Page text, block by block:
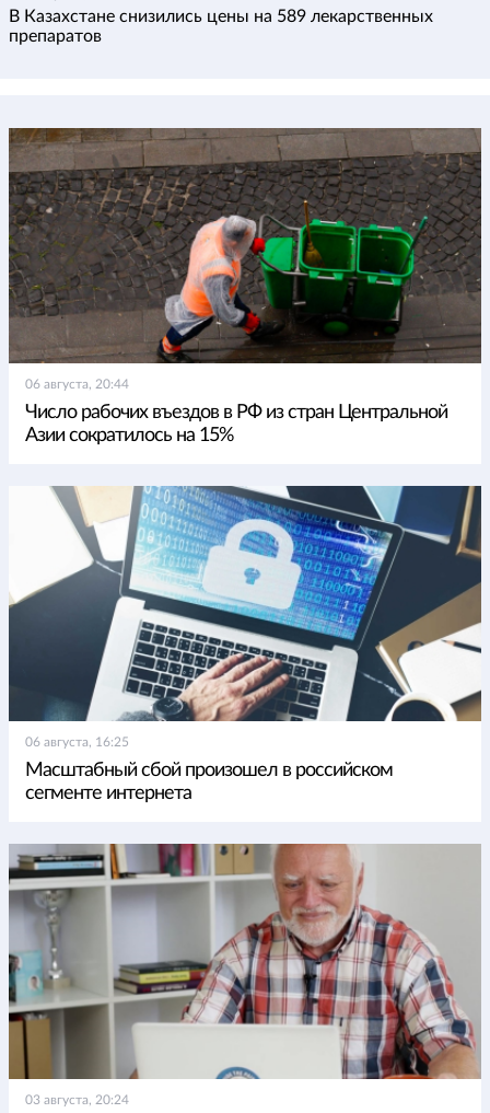
В Казахстане снизились цены на 589 лекарственных
препаратов
06 августа, 20:44
Число рабочих въездов в РФ из стран Центральной
Азии сократилось на 15%
06 августа, 16:25
Масштабный сбой произошел в российском
сегменте интернета
03 августа, 20:24